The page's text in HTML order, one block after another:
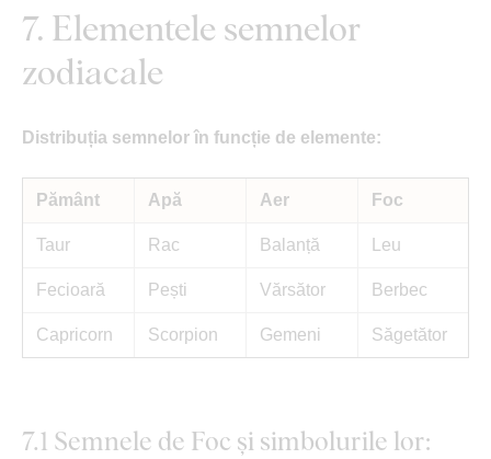
7. Elementele semnelor
zodiacale
Distribuția semnelor în funcție de elemente:
Pământ Apă Aer Foc
Taur Rac Balanță Leu
Fecioară Pești Vărsător Berbec
Capricorn Scorpion Gemeni Săgetător
7.1 Semnele de Foc și simbolurile lor: